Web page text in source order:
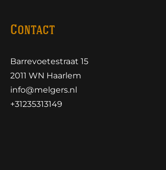
Contact
Barrevoetestraat 15
2011 WN Haarlem
info@melgers.nl
+31235313149